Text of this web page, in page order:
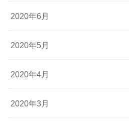
2020年6月
2020年5月
2020年4月
2020年3月